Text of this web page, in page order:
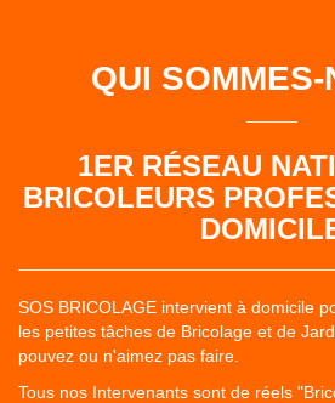
QUI SOMMES-
1ER RÉSEAU
BRICOLEURS
SOS BRICOLAGE intervient à domicile
les petites tâches de Bricolage et de
pouvez ou n'aimez pas faire.
Tous nos Intervenants sont de réels